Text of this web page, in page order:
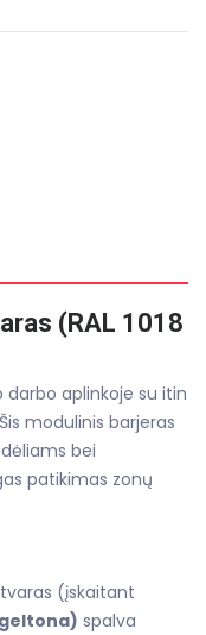
(RAL 1018
aplinkoje su itin
modulinis barjeras
bei
patikimas zonų
(įskaitant
spalva